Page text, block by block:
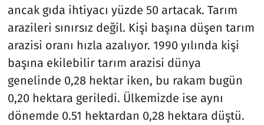
ancak gıda ihtiyacı yüzde 50 artacak. Tarım
arazileri sınırsız değil. Kişi başına düşen tarım
arazisi oranı hızla azalıyor. 1990 yılında kişi
başına ekilebilir tarım arazisi dünya
genelinde 0,28 hektar iken, bu rakam bugün
0,20 hektara geriledi. Ülkemizde ise aynı
dönemde 0.51 hektardan 0,28 hektara düştü.